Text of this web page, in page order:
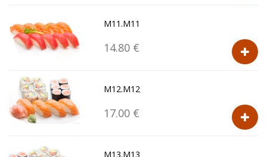
M11.M11
14.80 €
M12.M12
17.00 €
M13.M13